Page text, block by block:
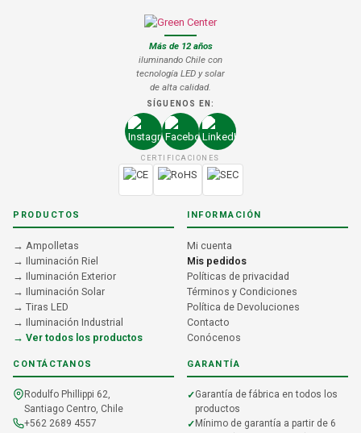
Más de 12 años
iluminando Chile con
tecnología LED y solar
de alta calidad.
SÍGUENOS EN:
CERTIFICACIONES
PRODUCTOS
→ Ampolletas
→ Iluminación Riel
→ Iluminación Exterior
→ Iluminación Solar
→ Tiras LED
→ Iluminación Industrial
→ Ver todos los productos
INFORMACIÓN
Mi cuenta
Mis pedidos
Políticas de privacidad
Términos y Condiciones
Política de Devoluciones
Contacto
Conócenos
CONTÁCTANOS
Rodulfo Phillippi 62,
Santiago Centro, Chile
+562 2689 4557
GARANTÍA
Garantía de fábrica en todos los
productos
Mínimo de garantía a partir de 6